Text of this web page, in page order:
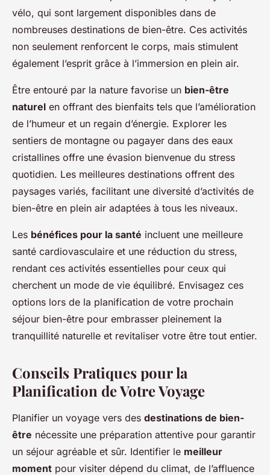
vélo, qui sont largement disponibles dans de
nombreuses destinations de bien-être. Ces activités
non seulement renforcent le corps, mais stimulent
également l’esprit grâce à l’immersion en plein air.
Être entouré par la nature favorise un bien-être
naturel en offrant des bienfaits tels que l’amélioration
de l’humeur et un regain d’énergie. Explorer les
sentiers de montagne ou pagayer dans des eaux
cristallines offre une évasion bienvenue du stress
quotidien. Les meilleures destinations offrent des
paysages variés, facilitant une diversité d’activités de
bien-être en plein air adaptées à tous les niveaux.
Les bénéfices pour la santé incluent une meilleure
santé cardiovasculaire et une réduction du stress,
rendant ces activités essentielles pour ceux qui
cherchent un mode de vie équilibré. Envisagez ces
options lors de la planification de votre prochain
séjour bien-être pour embrasser pleinement la
tranquillité naturelle et revitaliser votre être tout entier.
Conseils Pratiques pour la
Planification de Votre Voyage
Planifier un voyage vers des destinations de bien-
être nécessite une préparation attentive pour garantir
un séjour agréable et sûr. Identifier le meilleur
moment pour visiter dépend du climat, de l’affluence